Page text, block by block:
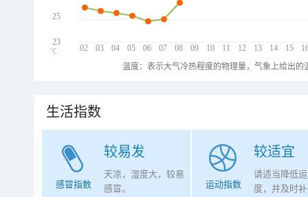
02 03 04 05 06 07 08 09 10 11 12 13 14 15
25
23
℃
温度：表示大气冷热程度的物理量，气象上给出
生活指数
较易发
感冒指数
天凉，湿度大，较易
感冒。
较适宜
运动指数
请适当降低
度，并及时